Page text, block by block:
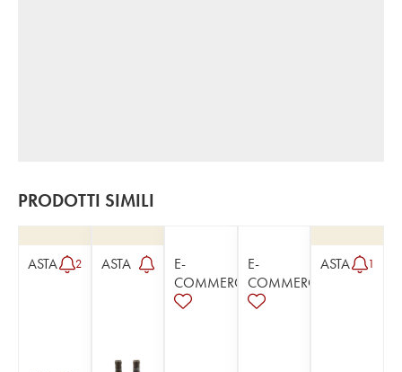
PRODOTTI SIMILI
ASTA 2 ASTA
E-
COMMERCE
E-
COMMERCE
ASTA 1